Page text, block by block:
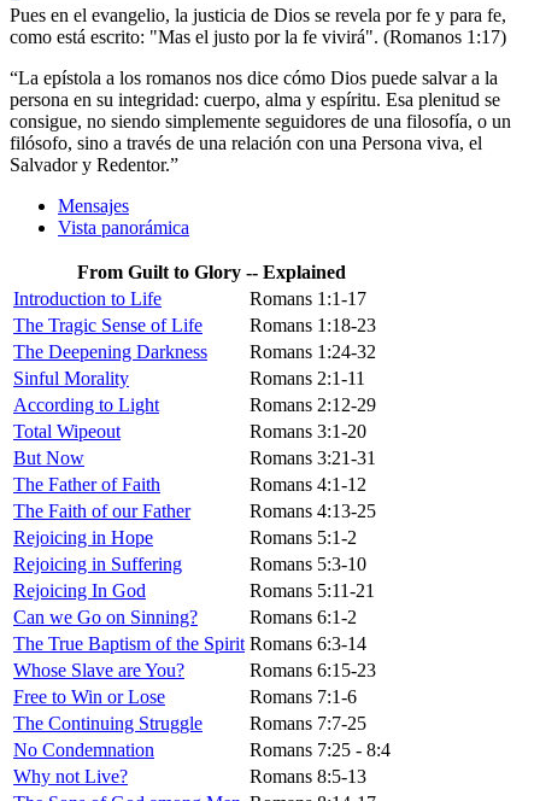
Pues en el evangelio, la justicia de Dios se revela por fe y para fe,
como está escrito: "Mas el justo por la fe vivirá". (Romanos 1:17)
La epístola a los romanos nos dice cómo Dios puede salvar a la
persona en su integridad: cuerpo, alma y espíritu. Esa plenitud se
consigue, no siendo simplemente seguidores de una filosofía, o un
filósofo, sino a través de una relación con una Persona viva, el
Salvador y Redentor.
Mensajes
Vista panorámica
From Guilt to Glory -- Explained
Introduction to Life
Romans 1:1-17
The Tragic Sense of Life
Romans 1:18-23
The Deepening Darkness
Romans 1:24-32
Sinful Morality
Romans 2:1-11
According to Light
Romans 2:12-29
Total Wipeout
Romans 3:1-20
But Now
Romans 3:21-31
The Father of Faith
Romans 4:1-12
The Faith of our Father
Romans 4:13-25
Rejoicing in Hope
Romans 5:1-2
Rejoicing in Suffering
Romans 5:3-10
Rejoicing In God
Romans 5:11-21
Can we Go on Sinning?
Romans 6:1-2
The True Baptism of the Spirit Romans 6:3-14
Whose Slave are You?
Romans 6:15-23
Free to Win or Lose
Romans 7:1-6
The Continuing Struggle
Romans 7:7-25
No Condemnation
Romans 7:25 - 8:4
Why not Live?
Romans 8:5-13